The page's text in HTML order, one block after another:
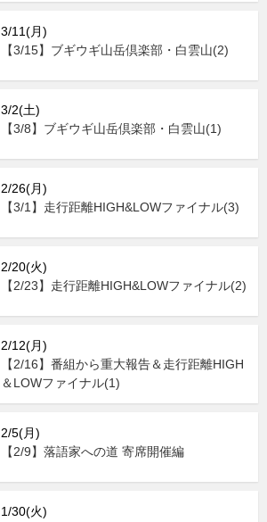
3/11(月)
【3/15】ブギウギ山岳倶楽部・白雲山(2)
3/2(土)
【3/8】ブギウギ山岳倶楽部・白雲山(1)
2/26(月)
【3/1】走行距離HIGH&LOWファイナル(3)
2/20(火)
【2/23】走行距離HIGH&LOWファイナル(2)
2/12(月)
【2/16】番組から重大報告＆走行距離HIGH
＆LOWファイナル(1)
2/5(月)
【2/9】落語家への道 寄席開催編
1/30(火)